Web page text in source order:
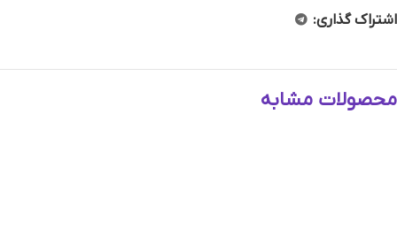
اشتراک گذاری:
محصولات مشابه